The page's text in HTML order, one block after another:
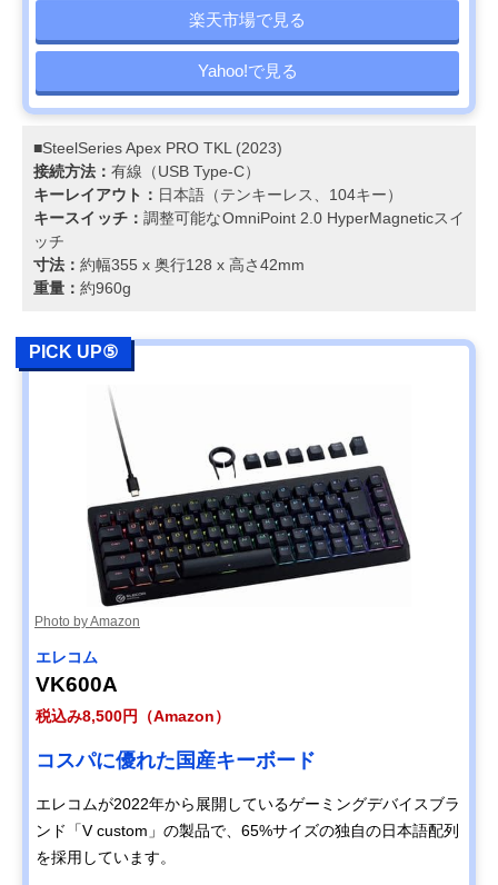
楽天市場で見る
Yahoo!で見る
■SteelSeries Apex PRO TKL (2023)
接続方法： 有線（USB Type-C）
キーレイアウト： 日本語（テンキーレス、104キー）
キースイッチ： 調整可能なOmniPoint 2.0 HyperMagneticスイ
ッチ
寸法： 約幅355 x 奥行128 x 高さ42mm
重量： 約960g
PICK UP⑤
Photo by Amazon
エレコム
VK600A
税込み8,500円（Amazon）
コスパに優れた国産キーボード
エレコムが2022年から展開しているゲーミングデバイスブラ
ンド「V custom」の製品で、65%サイズの独自の日本語配列
を採用しています。